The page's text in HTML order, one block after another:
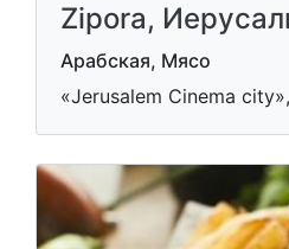
Zipora,
Арабская, Мясо
«Jerusalem Cinema